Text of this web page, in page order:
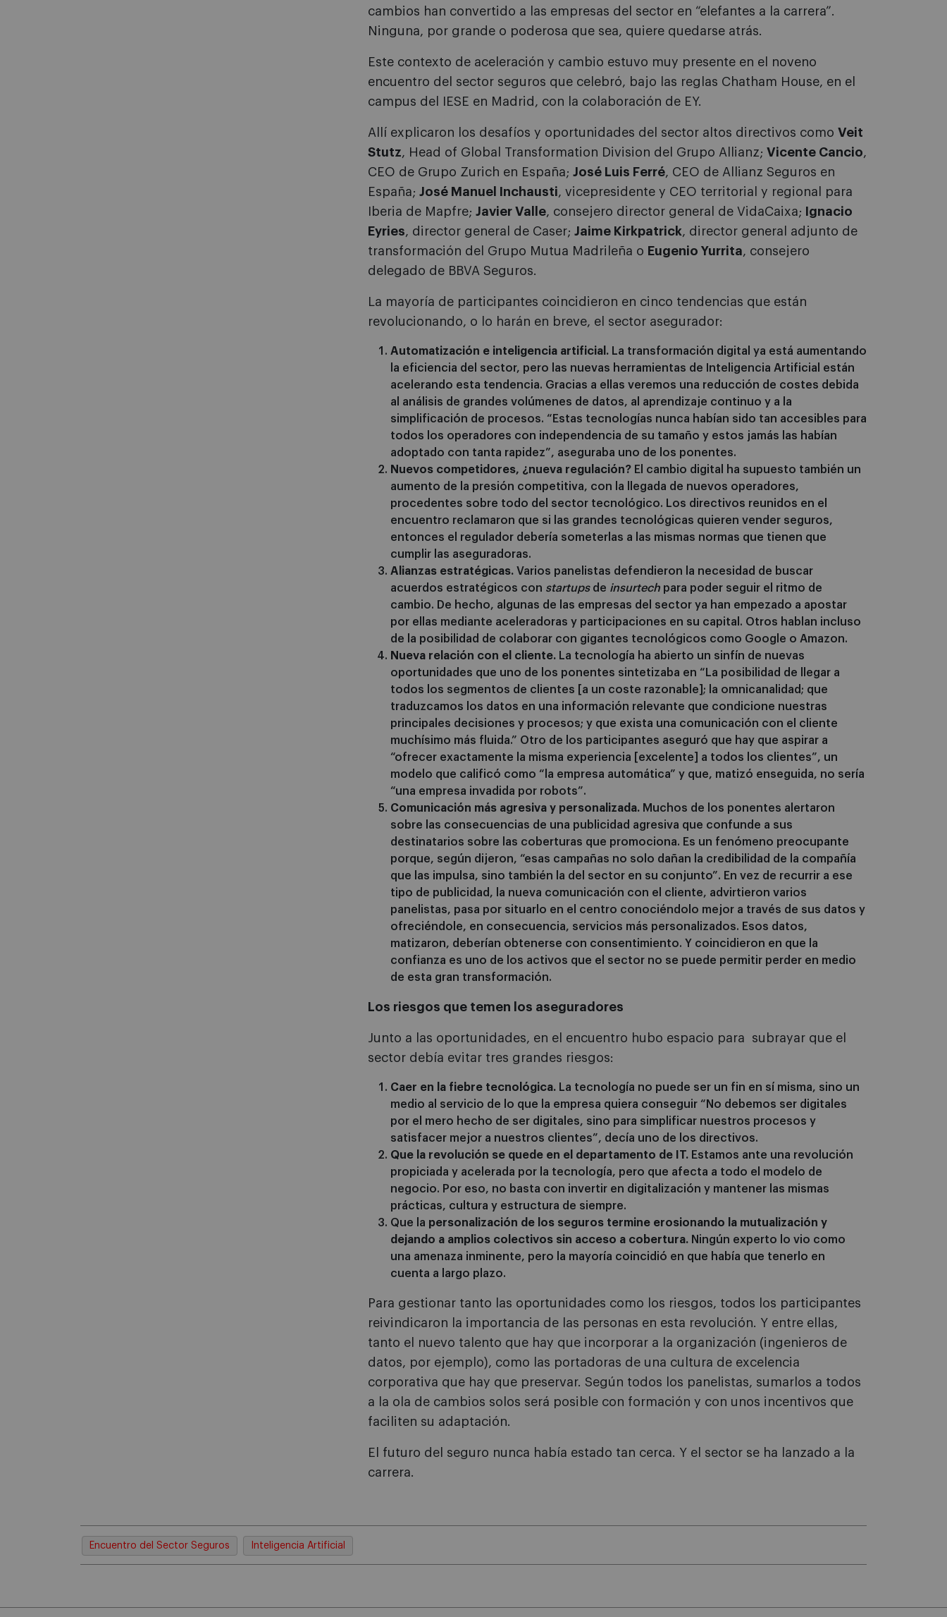
cambios han convertido a las empresas del sector en “elefantes a la carrera”.
Ninguna, por grande o poderosa que sea, quiere quedarse atrás.
Este contexto de aceleración y cambio estuvo muy presente en el noveno
encuentro del sector seguros que celebró, bajo las reglas Chatham House, en el
campus del IESE en Madrid, con la colaboración de EY.
Allí explicaron los desafíos y oportunidades del sector altos directivos como Veit
Stutz, Head of Global Transformation Division del Grupo Allianz; Vicente Cancio,
CEO de Grupo Zurich en España; José Luis Ferré, CEO de Allianz Seguros en
España; José Manuel Inchausti, vicepresidente y CEO territorial y regional para
Iberia de Mapfre; Javier Valle, consejero director general de VidaCaixa;
Ignacio
Eyries, director general de Caser; Jaime Kirkpatrick, director general adjunto de
transformación del Grupo Mutua Madrileña o Eugenio Yurrita, consejero
delegado de BBVA Seguros.
La mayoría de participantes coincidieron en cinco tendencias que están
revolucionando, o lo harán en breve, el sector asegurador:
Automatización e inteligencia artificial. La transformación digital ya está aumentando
la eficiencia del sector, pero las nuevas herramientas de Inteligencia Artificial están
acelerando esta tendencia. Gracias a ellas veremos una reducción de costes debida
al análisis de grandes volúmenes de datos, al aprendizaje continuo y a la
simplificación de procesos. “Estas tecnologías nunca habían sido tan accesibles para
todos los operadores con independencia de su tamaño y estos jamás las habían
adoptado con tanta rapidez”, aseguraba uno de los ponentes.
Nuevos competidores, ¿nueva regulación? El cambio digital ha supuesto también un
aumento de la presión competitiva, con la llegada de nuevos operadores,
procedentes sobre todo del sector tecnológico. Los directivos reunidos en el
encuentro reclamaron que si las grandes tecnológicas quieren vender seguros,
entonces el regulador debería someterlas a las mismas normas que tienen que
cumplir las aseguradoras.
Alianzas estratégicas. Varios panelistas defendieron la necesidad de buscar
acuerdos estratégicos con startups de insurtech para poder seguir el ritmo de
cambio. De hecho, algunas de las empresas del sector ya han empezado a apostar
por ellas mediante aceleradoras y participaciones en su capital. Otros hablan incluso
de la posibilidad de colaborar con gigantes tecnológicos como Google o Amazon.
Nueva relación con el cliente. La tecnología ha abierto un sinfín de nuevas
oportunidades que uno de los ponentes sintetizaba en “La posibilidad de llegar a
todos los segmentos de clientes [a un coste razonable]; la omnicanalidad; que
traduzcamos los datos en una información relevante que condicione nuestras
principales decisiones y procesos; y que exista una comunicación con el cliente
muchísimo más fluida.” Otro de los participantes aseguró que hay que aspirar a
“ofrecer exactamente la misma experiencia [excelente] a todos los clientes”, un
modelo que calificó como “la empresa automática” y que, matizó enseguida, no sería
“una empresa invadida por robots”.
Comunicación más agresiva y personalizada. Muchos de los ponentes alertaron
sobre las consecuencias de una publicidad agresiva que confunde a sus
destinatarios sobre las coberturas que promociona. Es un fenómeno preocupante
porque, según dijeron, “esas campañas no solo dañan la credibilidad de la compañía
que las impulsa, sino también la del sector en su conjunto”. En vez de recurrir a ese
tipo de publicidad, la nueva comunicación con el cliente, advirtieron varios
panelistas, pasa por situarlo en el centro conociéndolo mejor a través de sus datos y
ofreciéndole, en consecuencia, servicios más personalizados. Esos datos,
matizaron, deberían obtenerse con consentimiento. Y coincidieron en que la
confianza es uno de los activos que el sector no se puede permitir perder en medio
de esta gran transformación.
Los riesgos que temen los aseguradores
Junto a las oportunidades, en el encuentro hubo espacio para subrayar que el
sector debía evitar tres grandes riesgos:
Caer en la fiebre tecnológica. La tecnología no puede ser un fin en sí misma, sino un
medio al servicio de lo que la empresa quiera conseguir “No debemos ser digitales
por el mero hecho de ser digitales, sino para simplificar nuestros procesos y
satisfacer mejor a nuestros clientes”, decía uno de los directivos.
Que la revolución se quede en el departamento de IT. Estamos ante una revolución
propiciada y acelerada por la tecnología, pero que afecta a todo el modelo de
negocio. Por eso, no basta con invertir en digitalización y mantener las mismas
prácticas, cultura y estructura de siempre.
Que la personalización de los seguros termine erosionando la mutualización y
dejando a amplios colectivos sin acceso a cobertura. Ningún experto lo vio como
una amenaza inminente, pero la mayoría coincidió en que había que tenerlo en
cuenta a largo plazo.
Para gestionar tanto las oportunidades como los riesgos, todos los participantes
reivindicaron la importancia de las personas en esta revolución. Y entre ellas,
tanto el nuevo talento que hay que incorporar a la organización (ingenieros de
datos, por ejemplo), como las portadoras de una cultura de excelencia
corporativa que hay que preservar. Según todos los panelistas, sumarlos a todos
a la ola de cambios solos será posible con formación y con unos incentivos que
faciliten su adaptación.
El futuro del seguro nunca había estado tan cerca. Y el sector se ha lanzado a la
carrera.
Encuentro del Sector Seguros Inteligencia Artificial